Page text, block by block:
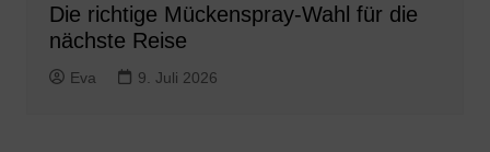
Die richtige Mückenspray-Wahl für die
nächste Reise
Eva 9. Juli 2026